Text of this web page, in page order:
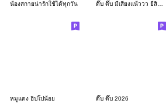
น้องสกายน่ารักใช้ได้ทุกวัน ดึ๊บ ดึ๊บ มีเสียงแน้ววว ยี่สิบสอง
หมูแดง ฮิปโปน้อย ดึ๊บ ดึ๊บ 2026